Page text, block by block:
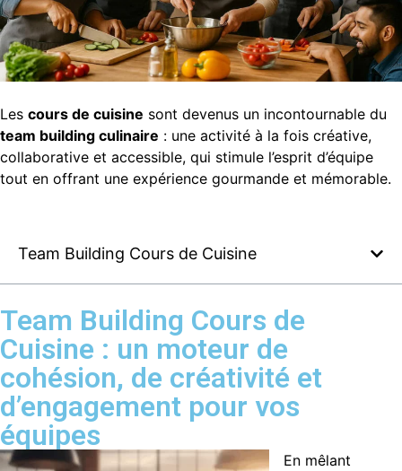
Les cours de cuisine sont devenus un incontournable du
team building culinaire : une activité à la fois créative,
collaborative et accessible, qui stimule l’esprit d’équipe
tout en offrant une expérience gourmande et mémorable.
Team Building Cours de Cuisine
Team Building Cours de
Cuisine : un moteur de
cohésion, de créativité et
d’engagement pour vos
équipes
En mêlant